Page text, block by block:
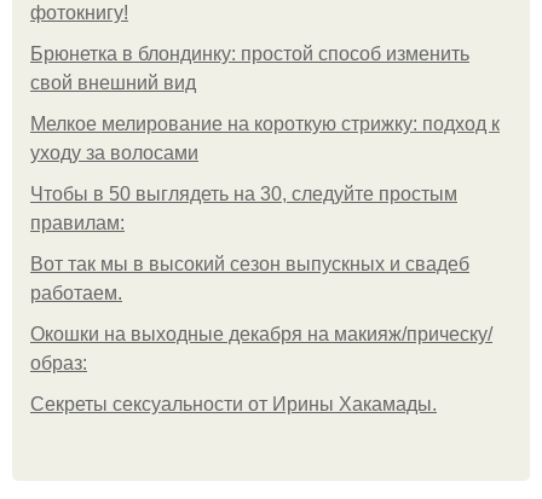
фотокнигу!
Брюнетка в блондинку: простой способ изменить
свой внешний вид
Мелкое мелирование на короткую стрижку: подход к
уходу за волосами
Чтобы в 50 выглядеть на 30, следуйте простым
правилам:
Вот так мы в высокий сезон выпускных и свадеб
работаем.
Окошки на выходные декабря на макияж/прическу/
образ:
Секреты сексуальности от Ирины Хакамады.